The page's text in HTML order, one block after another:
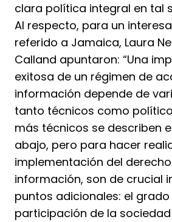
clara política integral en tal
Al respecto, para un
referido a Jamaica, Laura
Calland apuntaron: “Una
exitosa de un régimen de
información depende de
tanto técnicos como
más técnicos se describen
abajo, pero para hacer
implementación del
información, son de crucial
puntos adicionales: el
participación de la sociedad